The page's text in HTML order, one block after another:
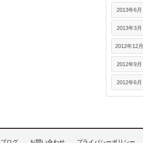
2013年6月
2013年3月
2012年12月
2012年9月
2012年6月